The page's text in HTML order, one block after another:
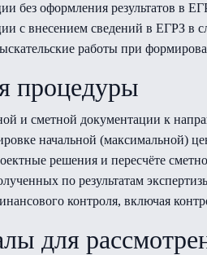
без оформления результатов в
с внесением сведений в ЕГРЗ в
работы при
процедуры
и сметной документации к
начальной (максимальной)
решения и пересчёте
по результатам
контроля, включая
для